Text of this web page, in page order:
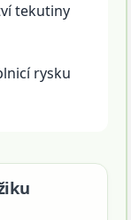
tekutiny
rysku